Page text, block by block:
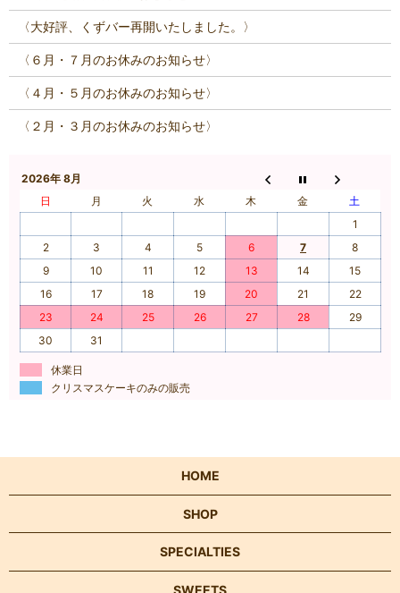
〈大好評、くずバー再開いたしました。〉
〈６月・７月のお休みのお知らせ〉
〈４月・５月のお休みのお知らせ〉
〈２月・３月のお休みのお知らせ〉
2026年 8月
日
月 火 水 木 金
土
1
2
3 4 5 6 7
8
9
10 11 12 13 14
15
16
17 18 19 20 21
22
23
24 25 26 27 28
29
30
31
休業日
クリスマスケーキのみの販売
HOME
SHOP
SPECIALTIES
SWEETS